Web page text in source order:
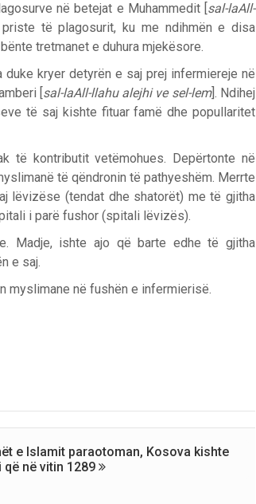
në betejat e Muhammedit [sal-laAll-
të plagosurit, ku me ndihmën e disa
tretmanet e duhura mjekësore.
kryer detyrën e saj prej infermiereje në
[sal-laAll-llahu alejhi ve sel-lem]. Ndihej
të saj kishte fituar famë dhe popullaritet
të kontributit vetëmohues. Depërtonte në
të qëndronin të pathyeshëm. Merrte
lëvizëse (tendat dhe shatorët) me të gjitha
i parë fushor (spitali lëvizës).
Madje, ishte ajo që barte edhe të gjitha
e saj.
myslimane në fushën e infermierisë.
e Islamit paraotoman, Kosova kishte
që në vitin 1289